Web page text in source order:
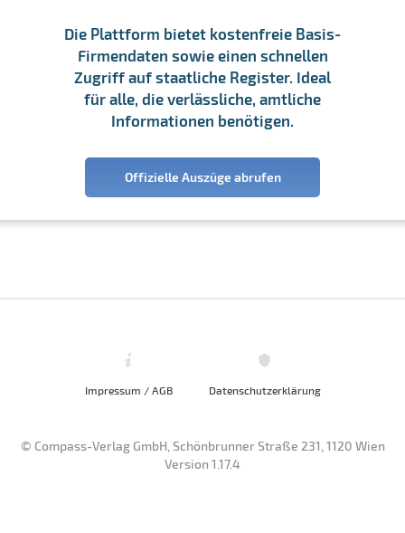
Die Plattform bietet kostenfreie Basis-
Firmendaten sowie einen schnellen
Zugriff auf staatliche Register. Ideal
für alle, die verlässliche, amtliche
Informationen benötigen.
Offizielle Auszüge abrufen
Impressum / AGB Datenschutzerklärung
© Compass-Verlag GmbH, Schönbrunner Straße 231, 1120 Wien
Version 1.17.4